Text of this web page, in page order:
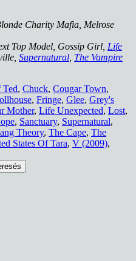
Charity Mafia, Melrose
Top Model, Gossip Girl, Life
Supernatural The Vampire
Ted, Chuck, Cougar Town,
, Fringe, Glee, Grey's
Mother, Life Unexpected, Lost,
, Sanctuary, Supernatural,
Theory, The Cape, The
States Of Tara, V (2009),